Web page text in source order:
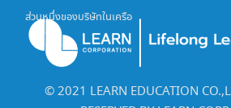
ส่วนหนึ่งของบริษัทในเครือ
©️ 2021 LEARN EDUCATION